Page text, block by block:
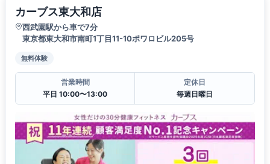
カーブス東大和店
西武園駅から車で7分
東京都東大和市南町1丁目11-10ポワロビル205号
無料体験
営業時間
平日 10:00〜13:00
定休日
毎週日曜日